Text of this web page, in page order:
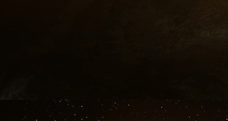
valoriser, pour marquer une identité, pour
valeur personnelles, pour contrer l’ennui,